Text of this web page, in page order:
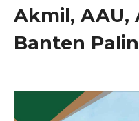
Akmil, AAU,
Banten